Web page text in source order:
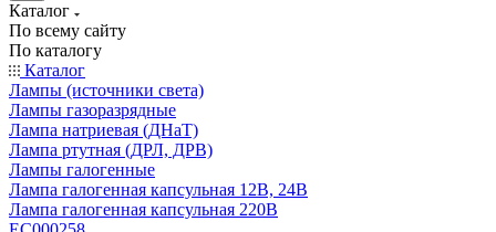
Каталог
По всему сайту
По каталогу
Каталог
Лампы (источники света)
Лампы газоразрядные
Лампа натриевая (ДНаТ)
Лампа ртутная (ДРЛ, ДРВ)
Лампы галогенные
Лампа галогенная капсульная 12В, 24В
Лампа галогенная капсульная 220В